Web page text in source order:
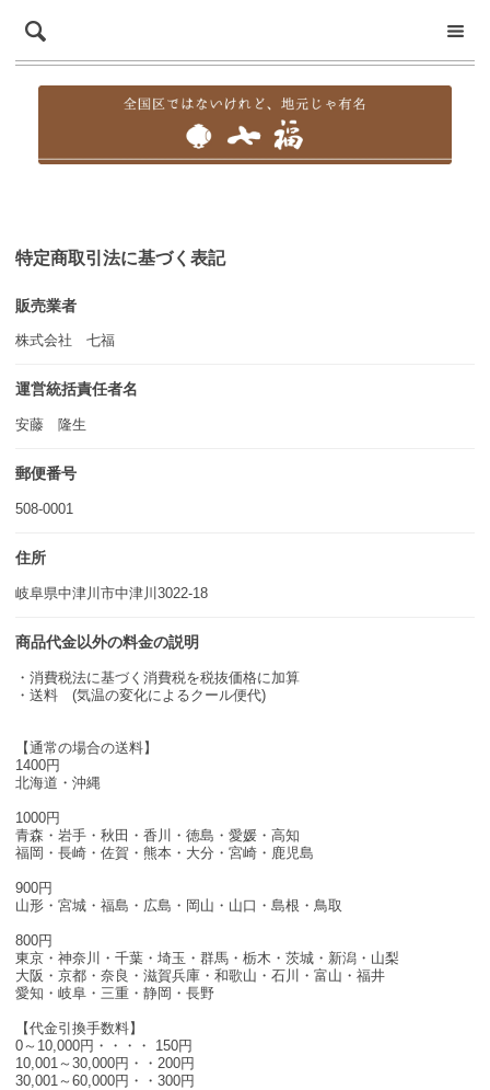
特定商取引法に基づく表記
販売業者
株式会社 七福
運営統括責任者名
安藤 隆生
郵便番号
508-0001
住所
岐阜県中津川市中津川3022-18
商品代金以外の料金の説明
・消費税法に基づく消費税を税抜価格に加算
・送料 (気温の変化によるクール便代)
【通常の場合の送料】
1400円
北海道・沖縄
1000円
青森・岩手・秋田・香川・徳島・愛媛・高知
福岡・長崎・佐賀・熊本・大分・宮崎・鹿児島
900円
山形・宮城・福島・広島・岡山・山口・島根・鳥取
800円
東京・神奈川・千葉・埼玉・群馬・栃木・茨城・新潟・山梨
大阪・京都・奈良・滋賀兵庫・和歌山・石川・富山・福井
愛知・岐阜・三重・静岡・長野
【代金引換手数料】
0～10,000円・・・・ 150円
10,001～30,000円・・200円
30,001～60,000円・・300円